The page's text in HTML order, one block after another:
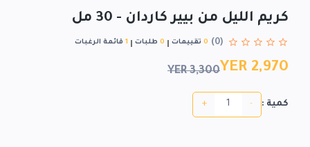
كريم الليل من بيير كاردان - 30 مل
(0)
0 تقييمات 0 طلبات 1 قائمة الرغبات
YER 2,970
YER 3,300
كمية : -
+